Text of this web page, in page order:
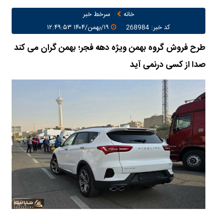
خانه
سرخط خبر
کد خبر: 268984
طرح فروش گروه بهمن ویژه دهه فجر؛ بهمن گران می کند
صدا از کسی درنمی آید